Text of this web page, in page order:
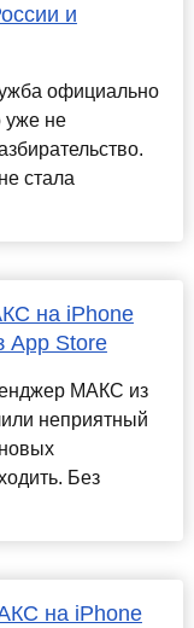
и
официально
уже не
стала
на iPhone
App Store
МАКС из
неприятный
Без
на iPhone